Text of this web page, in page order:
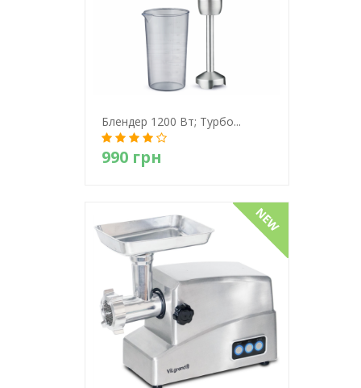
Блендер 1200 Вт; Турбо...
990 грн
Детально